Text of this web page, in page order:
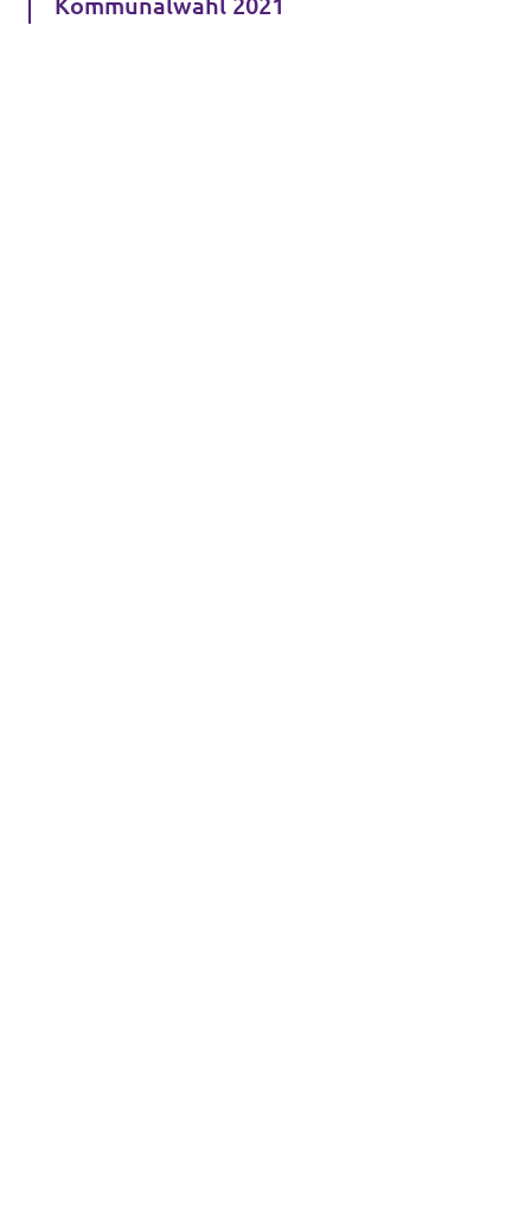
Kommunalwahl 2021